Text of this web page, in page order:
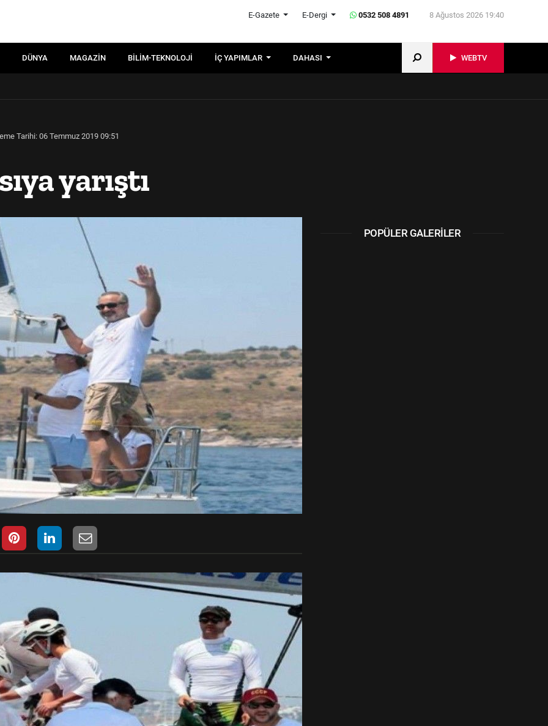
E-Gazete E-Dergi 0532 508 4891 8 Ağustos 2026 19:40
DÜNYA MAGAZIN BILIM-TEKNOLOJI İÇ YAPIMLAR DAHASI WEBTV
Tarihi: 06 Temmuz 2019 09:51
yarıştı
POPÜLER GALERILER